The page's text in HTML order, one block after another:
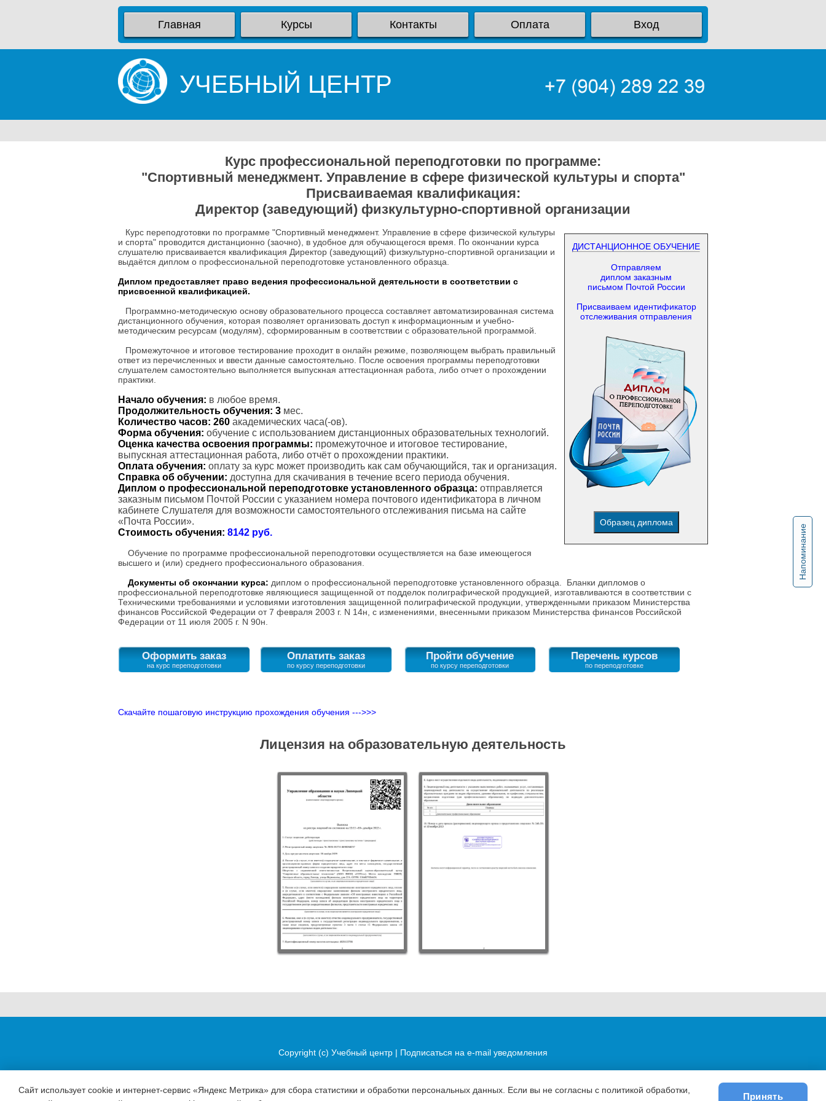
Главная Курсы Контакты Оплата Вход
УЧЕБНЫЙ ЦЕНТР
Напоминание
Курс профессиональной переподготовки по программе:
"Спортивный менеджмент. Управление в сфере физической культуры и спорта"
Присваиваемая квалификация:
Директор (заведующий) физкультурно-спортивной организации
ДИСТАНЦИОННОЕ ОБУЧЕНИЕ
Отправляем
диплом заказным
письмом Почтой России
Присваиваем идентификатор
отслеживания отправления
Образец диплома
Курс переподготовки по программе "Спортивный менеджмент. Управление в сфере физической культуры
и спорта" проводится дистанционно (заочно), в удобное для обучающегося время. По окончании курса
слушателю присваивается квалификация Директор (заведующий) физкультурно-спортивной организации и
выдаётся диплом о профессиональной переподготовке установленного образца.
Диплом предоставляет право ведения профессиональной деятельности в соответствии с
присвоенной квалификацией.
Программно-методическую основу образовательного процесса составляет автоматизированная система
дистанционного обучения, которая позволяет организовать доступ к информационным и учебно-
методическим ресурсам (модулям), сформированным в соответствии с образовательной программой.
Промежуточное и итоговое тестирование проходит в онлайн режиме, позволяющем выбрать правильный
ответ из перечисленных и ввести данные самостоятельно. После освоения программы переподготовки
слушателем самостоятельно выполняется выпускная аттестационная работа, либо отчет о прохождении
практики.
Начало обучения: в любое время.
Продолжительность обучения: 3 мес.
Количество часов: 260 академических часа(-ов).
Форма обучения: обучение с использованием дистанционных образовательных технологий.
Оценка качества освоения программы: промежуточное и итоговое тестирование,
выпускная аттестационная работа, либо отчёт о прохождении практики.
Оплата обучения: оплату за курс может производить как сам обучающийся, так и организация.
Справка об обучении: доступна для скачивания в течение всего периода обучения.
Диплом о профессиональной переподготовке установленного образца: отправляется
заказным письмом Почтой России с указанием номера почтового идентификатора в личном
кабинете Слушателя для возможности самостоятельного отслеживания письма на сайте
«Почта России».
Стоимость обучения: 8142 руб.
Обучение по программе профессиональной переподготовки осуществляется на базе имеющегося
высшего и (или) среднего профессионального образования.
Документы об окончании курса: диплом о профессиональной переподготовке установленного образца. Бланки дипломов о
профессиональной переподготовке являющиеся защищенной от подделок полиграфической продукцией, изготавливаются в соответствии с
Техническими требованиями и условиями изготовления защищенной полиграфической продукции, утвержденными приказом Министерства
финансов Российской Федерации от 7 февраля 2003 г. N 14н, с изменениями, внесенными приказом Министерства финансов Российской
Федерации от 11 июля 2005 г. N 90н.
Оформить заказ
на курс переподготовки
Оплатить заказ
по курсу переподготовки
Пройти обучение Перечень курсов
Скачайте пошаговую инструкцию прохождения обучения --->>>
Лицензия на образовательную деятельность
Copyright (c) Учебный центр | Подписаться на e-mail уведомления
Сайт использует cookie и интернет-сервис «Яндекс Метрика» для сбора статистики и обработки персональных данных. Если вы не согласны с политикой обработки,
Принять